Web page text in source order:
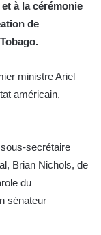
à la cérémonie
de
ministre Ariel
américain,
secrétaire
Brian Nichols, de
du
sénateur